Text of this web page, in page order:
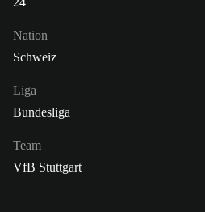
Nation
Schweiz
Liga
Bundesliga
Team
VfB Stuttgart